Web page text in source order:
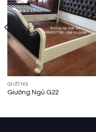
GIƯỜNG
Giường Ngủ G22